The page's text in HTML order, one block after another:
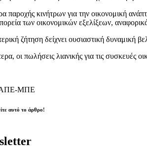
παροχής κινήτρων για την οικονομική
των οικονομικών εξελίξεων,
ζήτηση δείχνει ουσιαστική δυναμική
οι πωλήσεις λιανικής για τις συσκευές
ΑΠΕ-ΜΠΕ
αυτό το άρθρο!